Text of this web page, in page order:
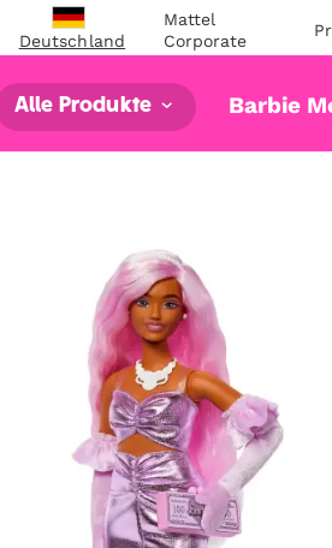
Deutschland
Mattel
Corporate
Alle Produkte Barbie